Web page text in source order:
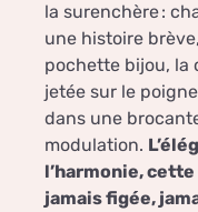
la surenchère :
une histoire
pochette bijou, la
jetée sur le
dans une
modulation.
l’harmonie,
jamais figée,